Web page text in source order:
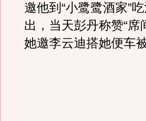
邀他到“小鹭鹭酒家”
出，当天彭丹称赞“
她邀李云迪搭她便车